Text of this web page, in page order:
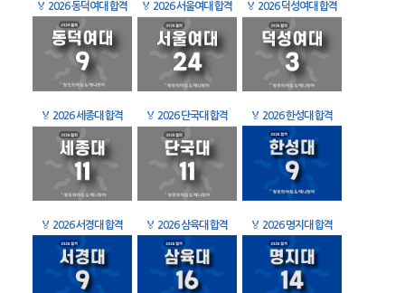
🏅 2026 동덕여대 합격 🏅 2026 서울여대 합격 🏅 2026 덕성여대 합격
🏅 2026 세종대 합격 🏅 2026 단국대 합격 🏅 2026 한성대 합격
🏅 2026 서경대 합격 🏅 2026 삼육대 합격 🏅 2026 명지대 합격